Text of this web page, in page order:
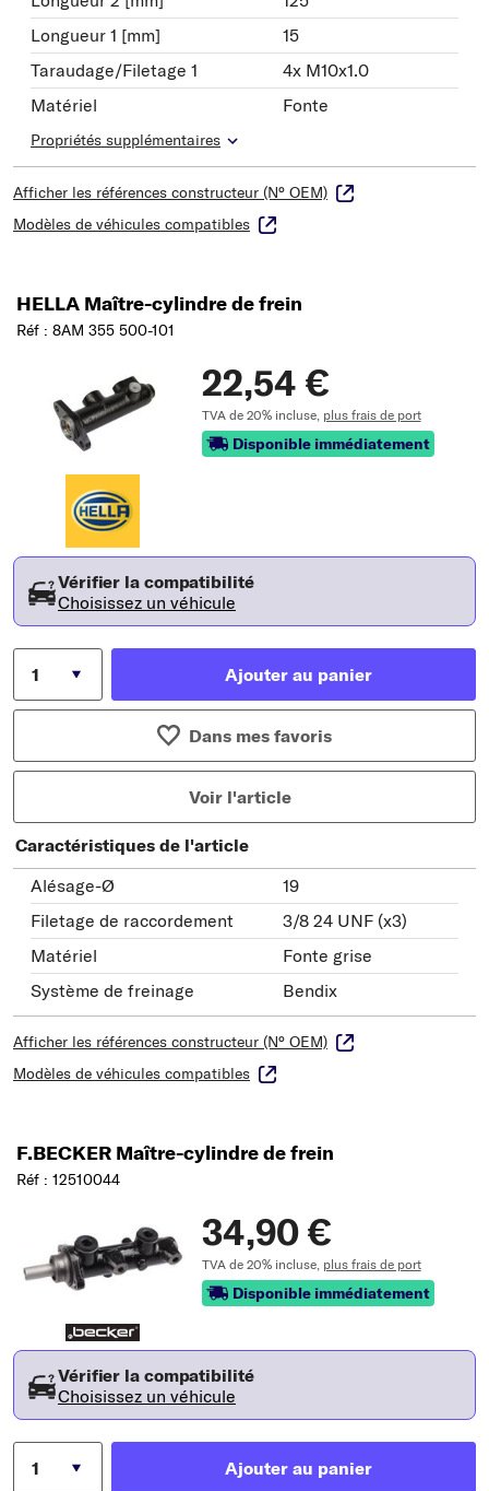
Longueur 1 [mm]
15
Taraudage/Filetage 1
4x M10x1.0
Matériel
Fonte
Propriétés supplémentaires
Afficher les références constructeur (N° OEM)
Modèles de véhicules compatibles
HELLA Maître-cylindre de frein
Réf : 8AM 355 500-101
22,54 €
TVA de 20% incluse, plus frais de port
Disponible immédiatement
Vérifier la compatibilité
Choisissez un véhicule
Ajouter au panier
Dans mes favoris
Voir l'article
Caractéristiques de l'article
Alésage-Ø
19
Filetage de raccordement
3/8 24 UNF (x3)
Matériel
Fonte grise
Système de freinage
Bendix
Afficher les références constructeur (N° OEM)
Modèles de véhicules compatibles
F.BECKER Maître-cylindre de frein
Réf : 12510044
34,90 €
TVA de 20% incluse, plus frais de port
Disponible immédiatement
Vérifier la compatibilité
Choisissez un véhicule
Ajouter au panier